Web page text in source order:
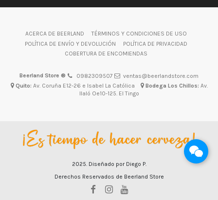
ACERCA DE BEERLAND
TÉRMINOS Y CONDICIONES DE USO
POLÍTICA DE ENVÍO Y DEVOLUCIÓN
POLÍTICA DE PRIVACIDAD
COBERTURA DE ENCOMIENDAS
Beerland Store ® 0982309507
ventas@beerlandstore.com
Quito: Av. Coruña E12-26 e Isabel La Católica Bodega Los Chillos: Av.
Ilaló Oe10-125. El Tingo
2025. Diseñado por Diego P.
Derechos Reservados de Beerland Store